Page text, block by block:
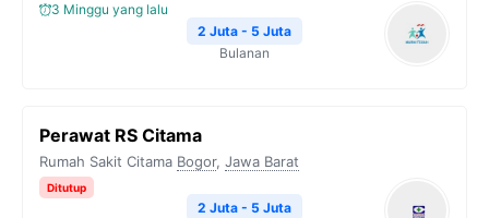
3 Minggu yang lalu
2 Juta - 5 Juta
Bulanan
Perawat RS Citama
Rumah Sakit Citama Bogor, Jawa Barat
Ditutup
2 Juta - 5 Juta